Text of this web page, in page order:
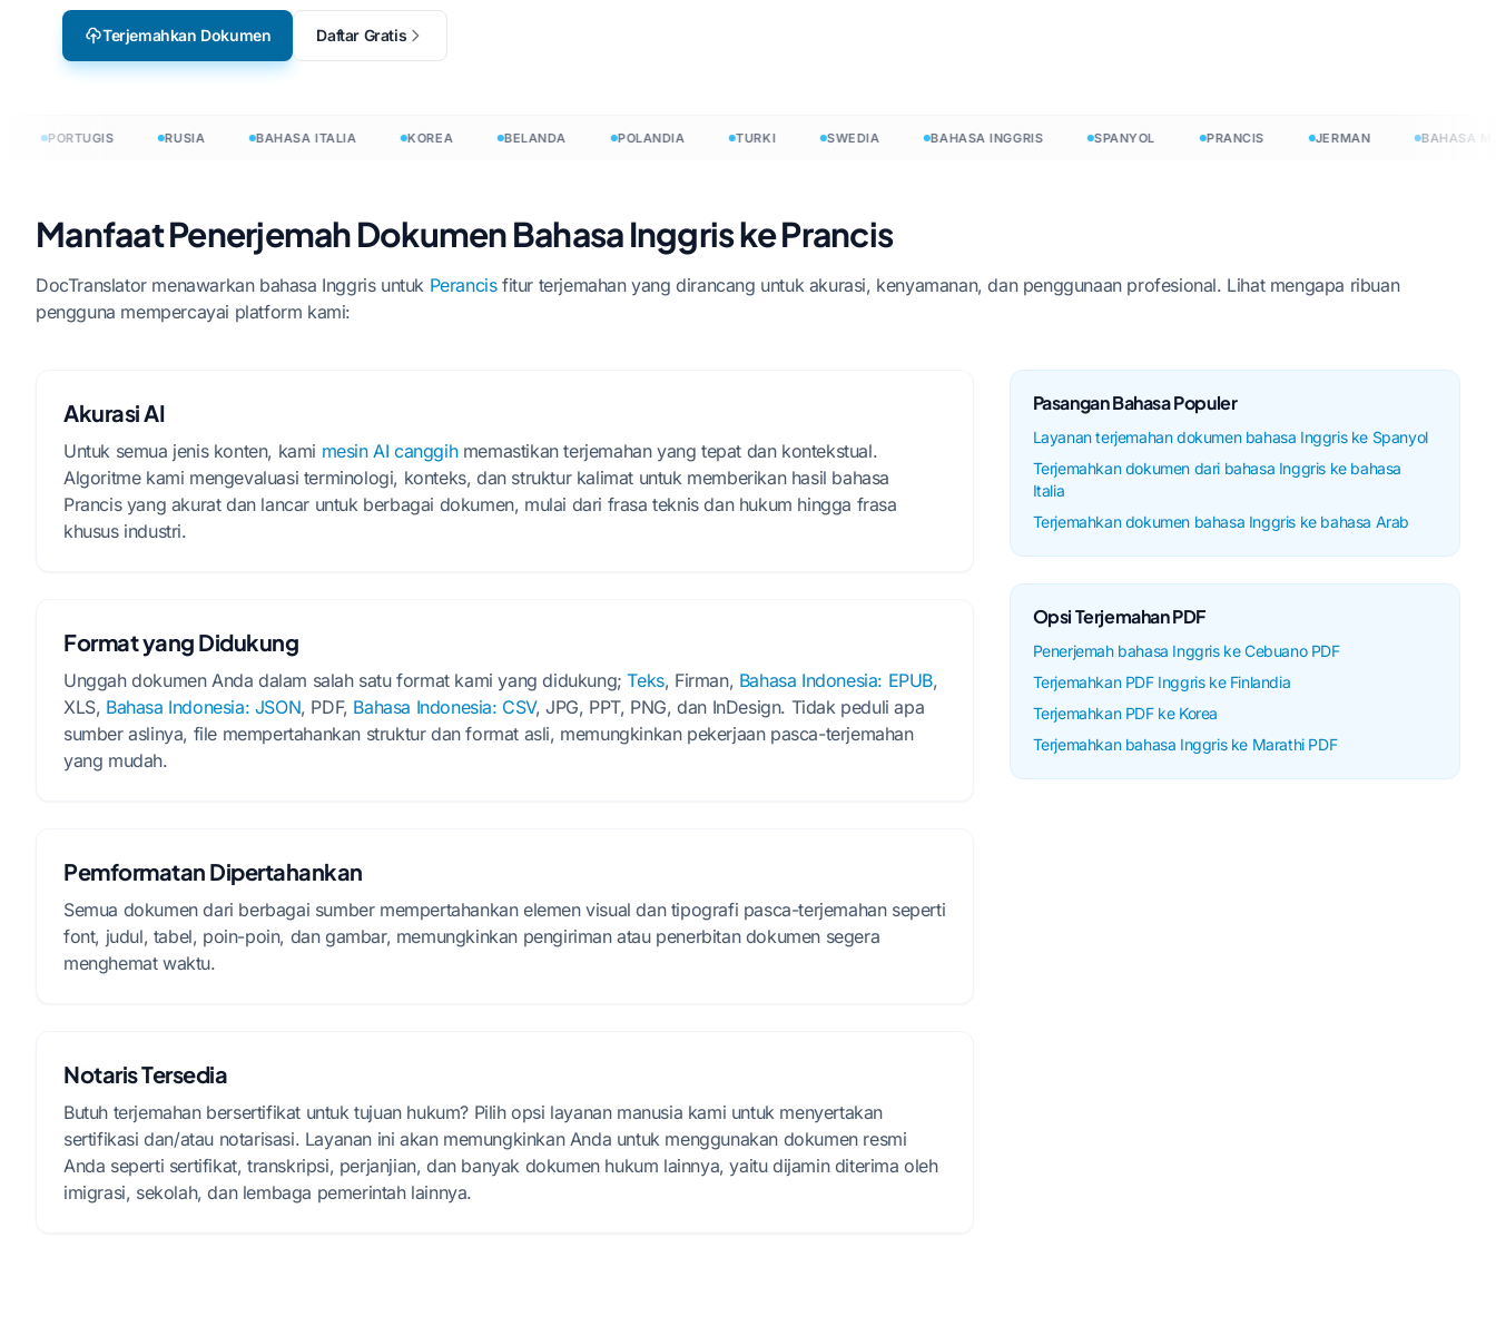
Bahasa Inggris ke Bahasa
Urdu
dokumen dalam 120+ bahasa Mulai gratis
Terjemahkan Dokumen Daftar Gratis
PORTUGIS RUSIA BAHASA ITALIA KOREA BELANDA POLANDIA TURKI SWEDIA BAHASA INGGRIS SPANYOL PRANCIS JERMAN BAHASA
Manfaat Penerjemah Dokumen Bahasa Inggris ke Prancis
DocTranslator menawarkan bahasa Inggris untuk Perancisfitur terjemahan yang dirancang untuk akurasi, kenyamanan, dan penggunaan profesional. Lihat mengapa ribuan
pengguna mempercayai platform kami:
Akurasi AI
Untuk semua jenis konten, kami mesin AI canggihmemastikan terjemahan yang tepat dan kontekstual.
Algoritme kami mengevaluasi terminologi, konteks, dan struktur kalimat untuk memberikan hasil bahasa
Prancis yang akurat dan lancar untuk berbagai dokumen, mulai dari frasa teknis dan hukum hingga frasa
khusus industri.
Format yang Didukung
Unggah dokumen Anda dalam salah satu format kami yang didukung;Teks, Firman, Bahasa Indonesia: EPUB,
XLS, Bahasa Indonesia: JSON, PDF, Bahasa Indonesia: CSV, JPG, PPT, PNG, dan InDesign. Tidak peduli apa
sumber aslinya, file mempertahankan struktur dan format asli, memungkinkan pekerjaan pasca-terjemahan
yang mudah.
Pemformatan Dipertahankan
Semua dokumen dari berbagai sumber mempertahankan elemen visual dan tipografi pasca-terjemahan seperti
font, judul, tabel, poin-poin, dan gambar, memungkinkan pengiriman atau penerbitan dokumen segera
menghemat waktu.
Notaris Tersedia
Butuh terjemahan bersertifikat untuk tujuan hukum? Pilih opsi layanan manusia kami untuk menyertakan
sertifikasi dan/atau notarisasi. Layanan ini akan memungkinkan Anda untuk menggunakan dokumen resmi
Anda seperti sertifikat, transkripsi, perjanjian, dan banyak dokumen hukum lainnya, yaitu dijamin diterima oleh
imigrasi, sekolah, dan lembaga pemerintah lainnya.
Pasangan Bahasa Populer
Layanan terjemahan dokumen bahasa Inggris ke Spanyol
Terjemahkan dokumen dari bahasa Inggris ke bahasa
Italia
Terjemahkan dokumen bahasa Inggris ke bahasa Arab
Opsi Terjemahan PDF
Penerjemah bahasa Inggris ke Cebuano PDF
Terjemahkan PDF Inggris ke Finlandia
Terjemahkan PDF ke Korea
Terjemahkan bahasa Inggris ke Marathi PDF